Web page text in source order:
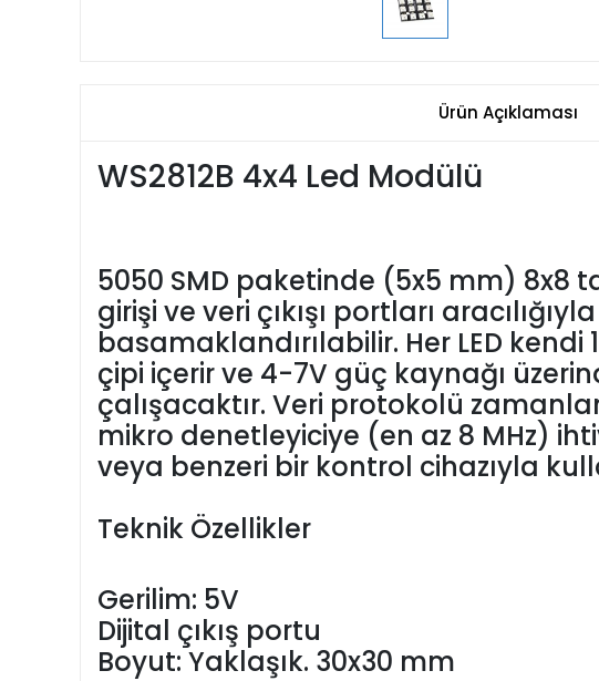
Ürün Açıklaması
WS2812B 4x4 Led Modülü
5050 SMD paketinde (5x5 mm) 8x8
girişi ve veri çıkışı portları
basamaklandırılabilir. Her LED
çipi içerir ve 4-7V güç kaynağı
çalışacaktır. Veri protokolü
mikro denetleyiciye (en az 8 MHz)
veya benzeri bir kontrol cihazıyla
Teknik Özellikler
Gerilim: 5V
Dijital çıkış portu
Boyut: Yaklaşık. 30x30 mm